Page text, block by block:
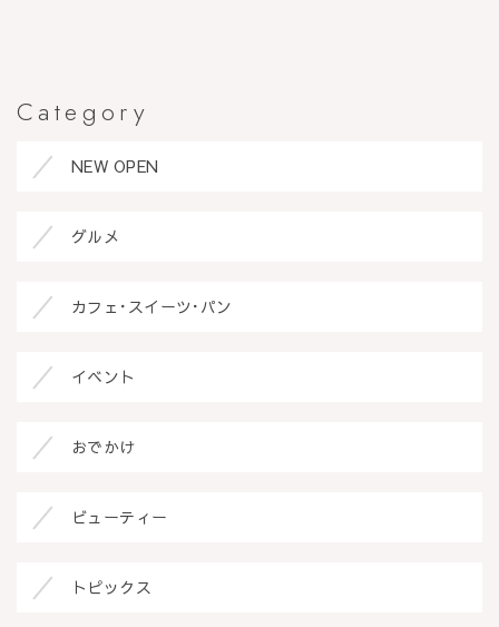
Category
NEW OPEN
グルメ
カフェ･スイーツ･パン
イベント
おでかけ
ビューティー
トピックス